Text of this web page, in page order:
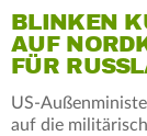
BLINKEN
AUF
FÜR
US-
auf die